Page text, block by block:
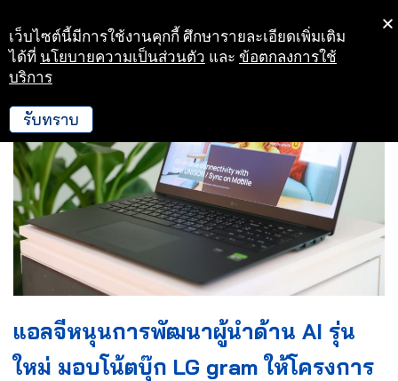
Skip
to
แอลจีหนุนการพัฒนาผู้นำด้าน AI รุ่น
ใหม่ มอบโน้ตบุ๊ก LG gram ให้โครงการ
เว็บไซต์นี้มีการใช้งานคุกกี้ ศึกษารายละเอียดเพิ่มเติม
ได้ที่ นโยบายความเป็นส่วนตัว และ ข้อตกลงการใช้
บริการ
รับทราบ